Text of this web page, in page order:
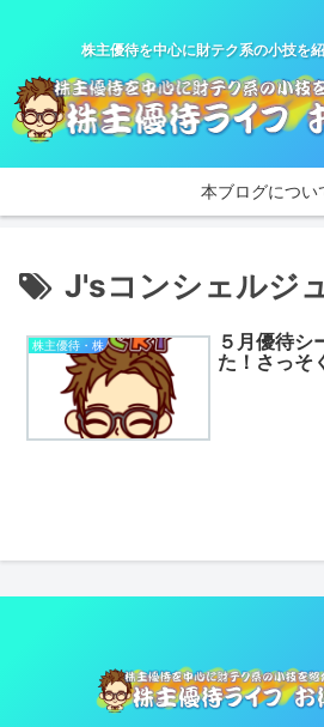
株主優待を中心に財テク系の小技を
本ブログについ
J'sコンシェルジ
株主優待・株
５月優待シ
た！さっそ